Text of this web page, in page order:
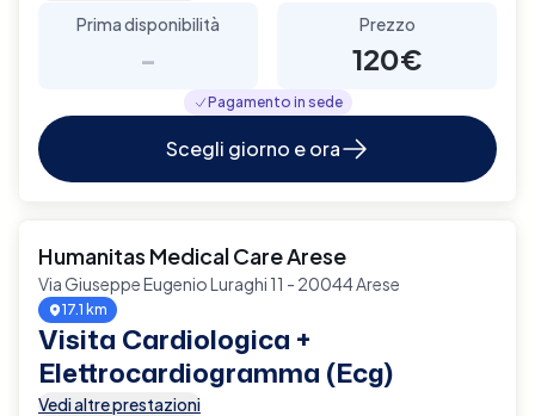
Prima disponibilità
-
Prezzo
120€
Pagamento in sede
Scegli giorno e ora
Humanitas Medical Care Arese
Via Giuseppe Eugenio Luraghi 11 - 20044 Arese
17.1 km
Visita Cardiologica +
Elettrocardiogramma (Ecg)
Vedi altre prestazioni